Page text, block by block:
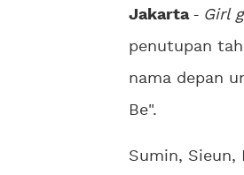
Jakarta- Girl
penutupan
nama depan
Be".
Sumin, Sieun,